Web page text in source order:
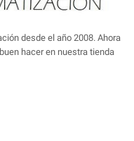
desde el año 2008. Ahora
hacer en nuestra tienda